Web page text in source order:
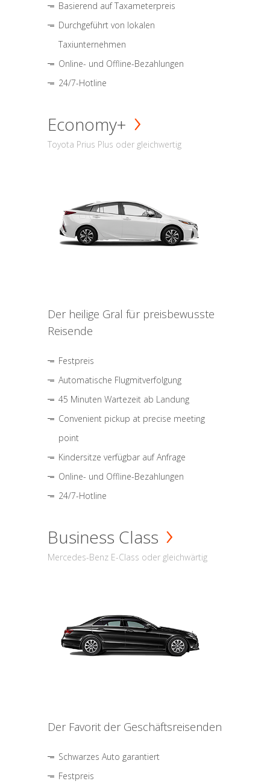
Basierend auf Taxameterpreis
Durchgeführt von lokalen
Taxiunternehmen
Online- und Offline-Bezahlungen
24/7-Hotline
Economy+
Toyota Prius Plus oder gleichwertig
Der heilige Gral für preisbewusste
Reisende
Festpreis
Automatische Flugmitverfolgung
45 Minuten Wartezeit ab Landung
Convenient pickup at precise meeting
point
Kindersitze verfügbar auf Anfrage
Online- und Offline-Bezahlungen
24/7-Hotline
Business Class
Mercedes-Benz E-Class oder gleichwärtig
Der Favorit der Geschäftsreisenden
Schwarzes Auto garantiert
Festpreis